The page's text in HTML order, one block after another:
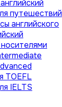
путешествий
английского
TOEFL
IELTS